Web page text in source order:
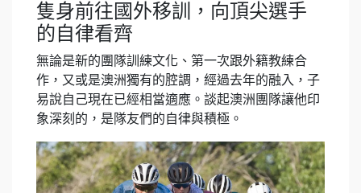
隻身前往國外移訓，向頂尖選手
的自律看齊
無論是新的團隊訓練文化、第一次跟外籍教練合
作，又或是澳洲獨有的腔調，經過去年的融入，子
易說自己現在已經相當適應。談起澳洲團隊讓他印
象深刻的，是隊友們的自律與積極。